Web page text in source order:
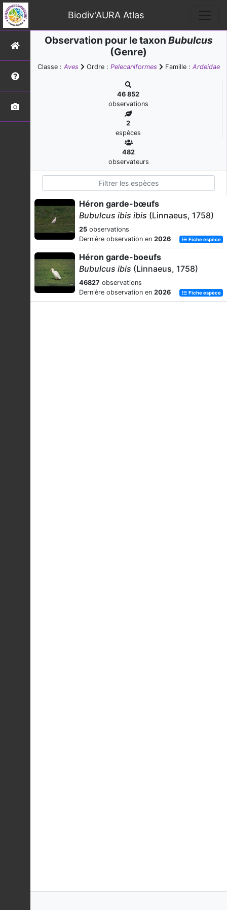
Biodiv'AURA Atlas
Observation pour le taxon Bubulcus
(Genre)
Classe : Aves Ordre : Pelecaniformes Famille : Ardeidae
46 852
observations
2
espèces
482
observateurs
Héron garde-bœufs
Bubulcus ibis ibis (Linnaeus, 1758)
25 observations
Dernière observation en 2026 Fiche espèce
Héron garde-boeufs
Bubulcus ibis (Linnaeus, 1758)
46827 observations
Dernière observation en 2026 Fiche espèce